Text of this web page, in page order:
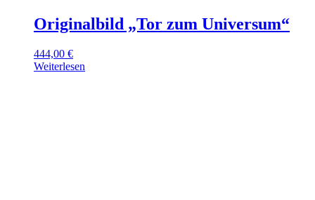
Originalbild „Tor zum Universum“
444,00 €
Weiterlesen